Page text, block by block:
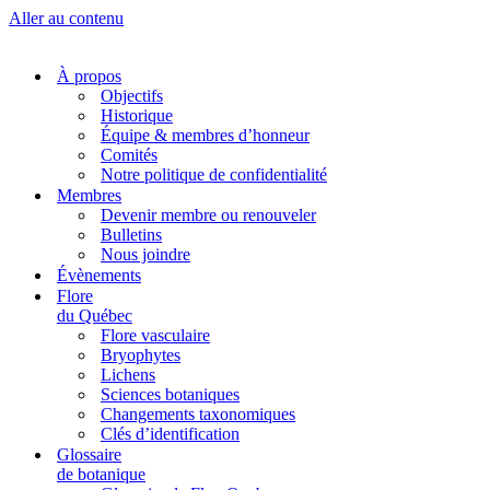
Aller au contenu
À propos
Objectifs
Historique
Équipe & membres d’honneur
Comités
Notre politique de confidentialité
Membres
Devenir membre ou renouveler
Bulletins
Nous joindre
Évènements
Flore
du Québec
Flore vasculaire
Bryophytes
Lichens
Sciences botaniques
Changements taxonomiques
Clés d’identification
Glossaire
de botanique